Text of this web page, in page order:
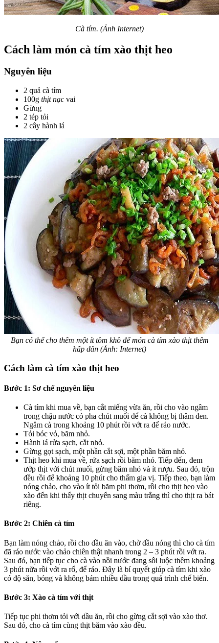
Cà tím. (Ảnh Internet)
Cách làm món cà tím xào thịt heo
Nguyên liệu
2 quả cà tím
100g thịt nạc vai
Gừng
2 tép tỏi
2 cây hành lá
Bạn có thể cho thêm một ít tôm khô để món cà tím xào thịt thêm
hấp dẫn (Ảnh: Internet)
Cách làm cà tím xào thịt heo
Bước 1: Sơ chế nguyên liệu
Cà tím khi mua về, bạn cắt miếng vừa ăn, rồi cho vào ngâm
trong chậu nước có pha chút muối để cà không bị thâm đen.
Ngâm cà trong khoảng 10 phút rồi vớt ra để ráo nước.
Tỏi bóc vỏ, băm nhỏ.
Hành lá rửa sạch, cắt nhỏ.
Gừng gọt sạch, một phần cắt sợi, một phần băm nhỏ.
Thịt heo khi mua về, rửa sạch rồi băm nhỏ. Tiếp đến, đem
ướp thịt với chút muối, gừng băm nhỏ và ít rượu. Sau đó, trộn
đều rồi để khoảng 10 phút cho thấm gia vị. Tiếp theo, bạn làm
nóng chảo, cho vào ít tỏi băm phi thơm, rồi cho thịt heo vào
xào đến khi thấy thịt chuyển sang màu trắng thì cho thịt ra bát
riêng.
Bước 2: Chiên cà tím
Bạn làm nóng chảo, rồi cho dầu ăn vào, chờ dầu nóng thì cho cà tím
đã ráo nước vào chảo chiên thật nhanh trong 2 – 3 phút rồi vớt ra.
Sau đó, bạn tiếp tục cho cà vào nồi nước đang sôi luộc thêm khoảng
3 phút nữa rồi vớt ra rổ, để ráo. Đây là bí quyết giúp cà tím khi xào
có độ săn, bóng và không bám nhiều dầu trong quá trình chế biến.
Bước 3: Xào cà tím với thịt
Tiếp tục phi thơm tỏi với dầu ăn, rồi cho gừng cắt sợi vào xào thơ.
Sau đó, cho cà tím cùng thịt băm vào xào đều.